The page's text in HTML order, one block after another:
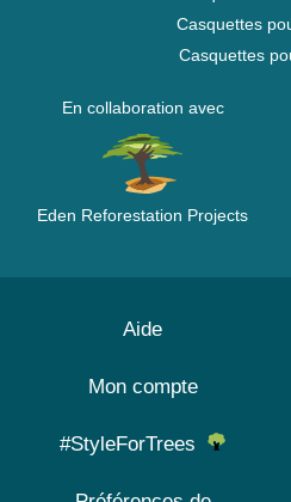
Casquettes
Casquettes
En collaboration avec
Eden Reforestation Projects
Aide
Mon compte
#StyleForTrees